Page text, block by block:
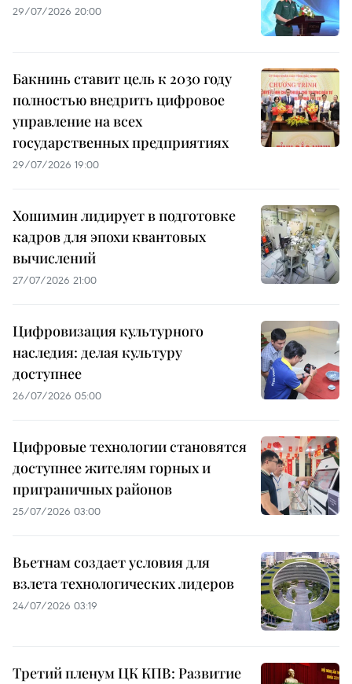
29/07/2026 20:00
Бакнинь ставит цель к 2030 году
полностью внедрить цифровое
управление на всех
государственных предприятиях
29/07/2026 19:00
Хошимин лидирует в подготовке
кадров для эпохи квантовых
вычислений
27/07/2026 21:00
Цифровизация культурного
наследия: делая культуру
доступнее
26/07/2026 05:00
Цифровые технологии становятся
доступнее жителям горных и
приграничных районов
25/07/2026 03:00
Вьетнам создает условия для
взлета технологических лидеров
24/07/2026 03:19
Третий пленум ЦК КПВ: Развитие